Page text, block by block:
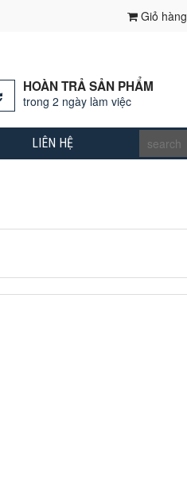
Giỏ hàng
HOÀN TRẢ SẢN PHẨM
trong 2 ngày làm việc
LIÊN HỆ